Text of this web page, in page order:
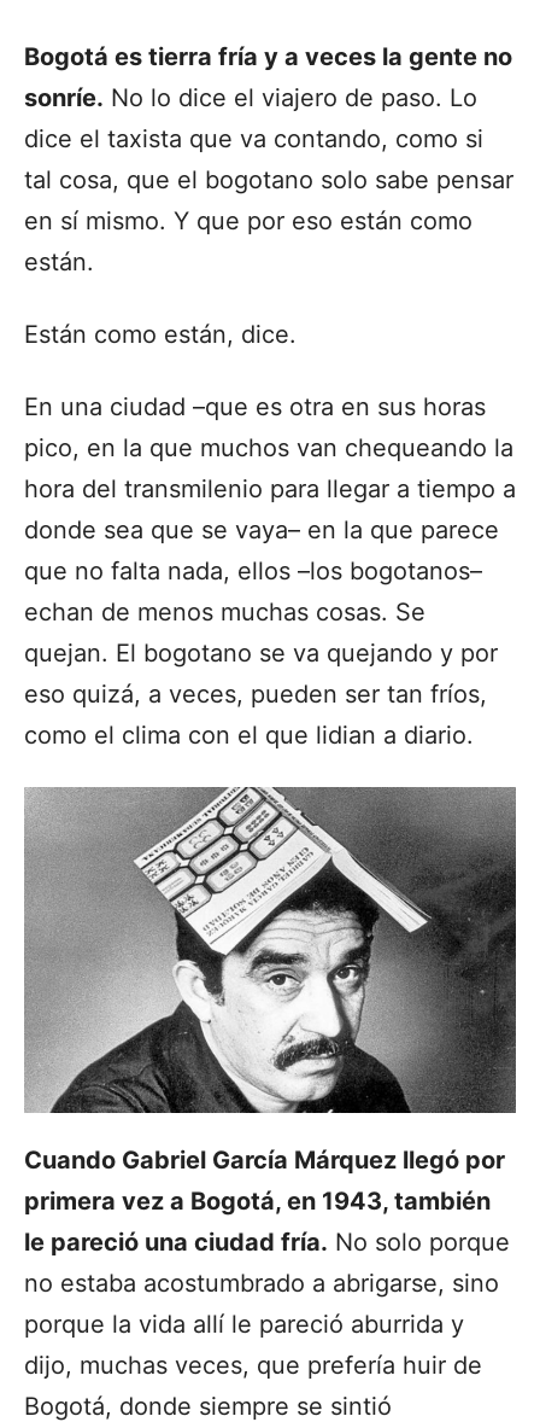
Bogotá es tierra fría y a veces la gente no
sonríe. No lo dice el viajero de paso. Lo
dice el taxista que va contando, como si
tal cosa, que el bogotano solo sabe pensar
en sí mismo. Y que por eso están como
están.
Están como están, dice.
En una ciudad –que es otra en sus horas
pico, en la que muchos van chequeando la
hora del transmilenio para llegar a tiempo a
donde sea que se vaya– en la que parece
que no falta nada, ellos –los bogotanos–
echan de menos muchas cosas. Se
quejan. El bogotano se va quejando y por
eso quizá, a veces, pueden ser tan fríos,
como el clima con el que lidian a diario.
Cuando Gabriel García Márquez llegó por
primera vez a Bogotá, en 1943, también
le pareció una ciudad fría. No solo porque
no estaba acostumbrado a abrigarse, sino
porque la vida allí le pareció aburrida y
dijo, muchas veces, que prefería huir de
Bogotá, donde siempre se sintió